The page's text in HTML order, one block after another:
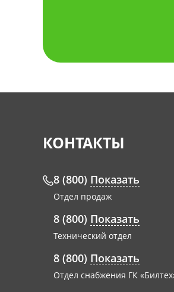
КОНТАКТЫ
8 (800) Показать
Отдел продаж
8 (800) Показать
Технический отдел
8 (800) Показать
Отдел снабжения ГК